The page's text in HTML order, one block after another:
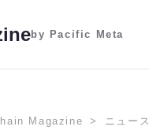
by Pacific Meta
Magazine ニュース